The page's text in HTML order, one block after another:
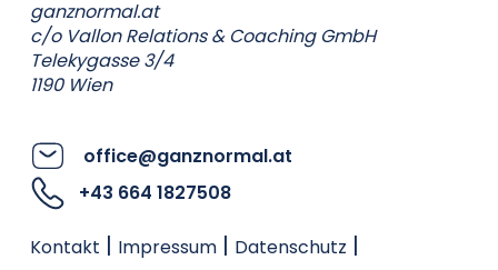
ganznormal.at
c/o Vallon Relations & Coaching GmbH
Telekygasse 3/4
1190 Wien
office@ganznormal.at
+43 664 1827508
Kontakt | Impressum| Datenschutz |